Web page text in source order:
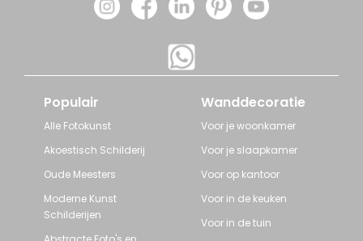
Populair
Alle Fotokunst
Akoestisch Schilderij
Oude Meesters
Moderne Kunst
Schilderijen
Wanddecoratie
Voor je woonkamer
Voor je slaapkamer
Voor op kantoor
Voor in de keuken
Voor in de tuin